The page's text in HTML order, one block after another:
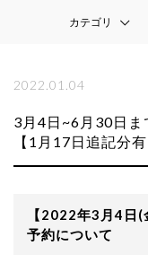
カテゴリ
2022.01.04
3月4日~6月30日ま
【1月17日追記分有
【2022年3月4日
予約について